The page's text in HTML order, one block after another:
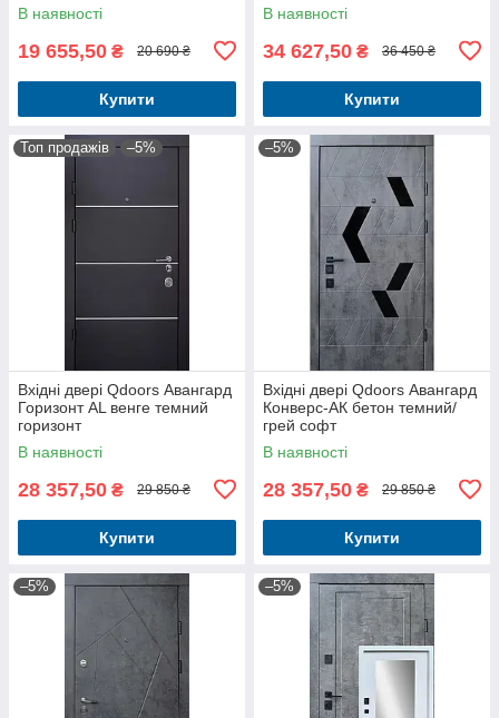
В наявності
19 655,50 ₴ 20 690 ₴
Купити
В наявності
34 627,50 ₴ 36 450 ₴
Купити
Топ продажів –5%
Вхідні двері Qdoors Авангард
Горизонт AL венге темний
горизонт
В наявності
28 357,50 ₴ 29 850 ₴
Купити
–5%
Вхідні двері Qdoors Авангард
Конверс-АК бетон темний/
грей софт
В наявності
28 357,50 ₴ 29 850 ₴
Купити
–5% –5%